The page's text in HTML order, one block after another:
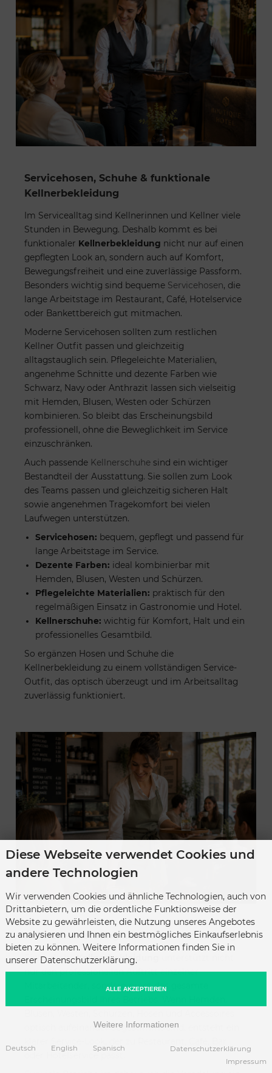
Servicehosen, Schuhe & funktionale
Kellnerbekleidung
Im Servicealltag sind Kellnerinnen und Kellner viele
Stunden in Bewegung. Deshalb kommt es bei
funktionaler Kellnerbekleidung nicht nur auf einen
gepflegten Look an, sondern auch auf Komfort,
Bewegungsfreiheit und eine zuverlässige Passform.
Besonders wichtig sind bequeme Servicehosen, die
lange Arbeitstage im Restaurant, Café, Hotelservice
oder Bankettbereich gut mitmachen.
Moderne Servicehosen sollten zum restlichen
Kellner Outfit passen und gleichzeitig
alltagstauglich sein. Pflegeleichte Materialien,
angenehme Schnitte und dezente Farben wie
Schwarz, Navy oder Anthrazit lassen sich vielseitig
mit Hemden, Blusen, Westen oder Schürzen
kombinieren. So bleibt das Erscheinungsbild
professionell, ohne die Beweglichkeit im Service
einzuschränken.
Auch passende Kellnerschuhe sind ein wichtiger
Bestandteil der Ausstattung. Sie sollen zum Look
des Teams passen und gleichzeitig sicheren Halt
sowie angenehmen Tragekomfort bei vielen
Laufwegen unterstützen.
Servicehosen: bequem, gepflegt und passend für
lange Arbeitstage im Service.
Dezente Farben: ideal kombinierbar mit
Hemden, Blusen, Westen und Schürzen.
Pflegeleichte Materialien: praktisch für den
regelmäßigen Einsatz in Gastronomie und Hotel.
Kellnerschuhe: wichtig für Komfort, Halt und ein
professionelles Gesamtbild.
So ergänzen Hosen und Schuhe die
Kellnerbekleidung zu einem vollständigen Service-
Outfit, das optisch überzeugt und im Arbeitsalltag
zuverlässig funktioniert.
Kellnerbekleidung als Teamwear mit Logo
EinheitlicheKellnerbekleidung
nur den professionellen Auftritt einzelner
Mitarbeitender, sondern prägt das gesamte
optisch aufeinander abgestimmt sind, entsteht ein
oder Hotelservice passt.
Diese Webseite verwendet Cookies und
andere Technologien
Wir verwenden Cookies und ähnliche Technologien, auch von
Drittanbietern, um die ordentliche Funktionsweise der
Website zu gewährleisten, die Nutzung unseres Angebotes
zu analysieren und Ihnen ein bestmögliches Einkaufserlebnis
bieten zu können. Weitere Informationen finden Sie in
unserer Datenschutzerklärung.
ALLE AKZEPTIEREN
Weitere Informationen
Deutsch English Spanisch
Datenschutzerklärung
Impressum